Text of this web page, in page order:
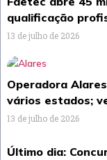
qualificação
13 de julho de 2026
Operadora
vários estados;
13 de julho de 2026
Último dia: